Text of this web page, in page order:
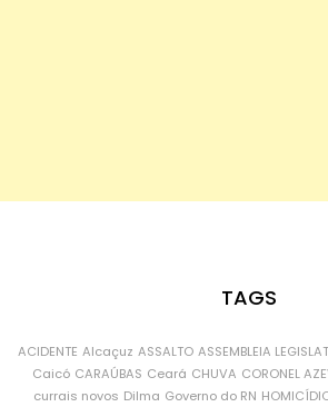
TAGS
ACIDENTE Alcaçuz ASSALTO ASSEMBLEIA
Caicó CARAÚBAS Ceará CHUVA CORONEL
currais novos Dilma Governo do RN